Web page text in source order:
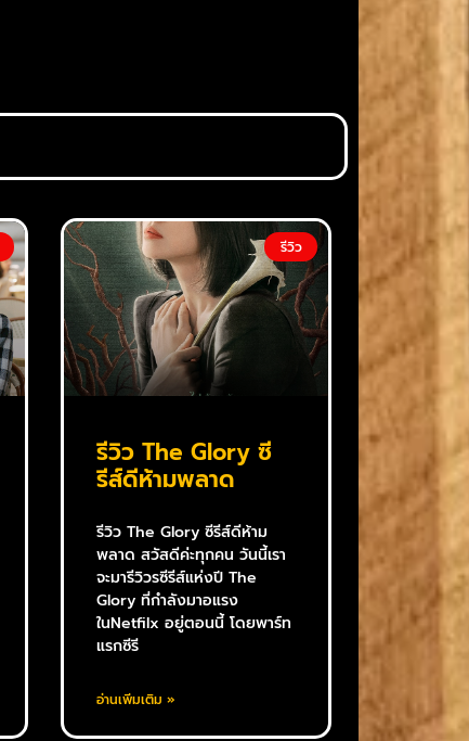
รีวิว
รีวิว The Glory ซี
รีส์ดีห้ามพลาด
รีวิว The Glory ซีรีส์ดีห้าม
พลาด สวัสดีค่ะทุกคน วันนี้เรา
จะมารีวิวรซีรีส์แห่งปี The
Glory ที่กำลังมาอแรง
ในNetfilx อยู่ตอนนี้ โดยพาร์ท
แรกซีรี
อ่านเพิ่มเติม »